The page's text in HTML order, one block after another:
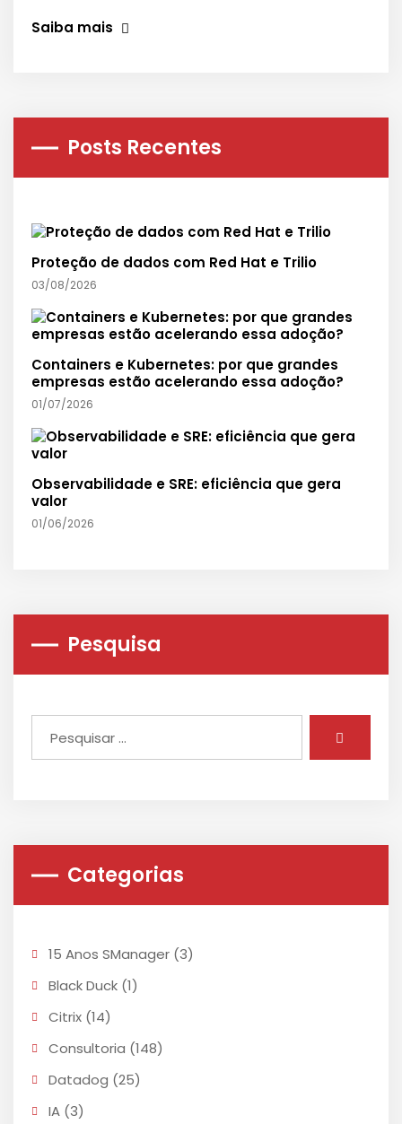
Saiba mais
Posts Recentes
Proteção de dados com Red Hat e Trilio
03/08/2026
Containers e Kubernetes: por que grandes
empresas estão acelerando essa adoção?
01/07/2026
Observabilidade e SRE: eficiência que gera
valor
01/06/2026
Pesquisa
Categorias
15 Anos SManager (3)
Black Duck (1)
Citrix (14)
Consultoria (148)
Datadog (25)
IA (3)